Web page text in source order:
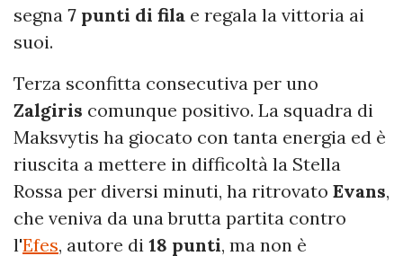
segna 7 punti di fila e regala la vittoria ai
suoi.
Terza sconfitta consecutiva per uno
Zalgiris comunque positivo. La squadra di
Maksvytis ha giocato con tanta energia ed è
riuscita a mettere in difficoltà la Stella
Rossa per diversi minuti, ha ritrovato Evans,
che veniva da una brutta partita contro
l'Efes, autore di 18 punti, ma non è